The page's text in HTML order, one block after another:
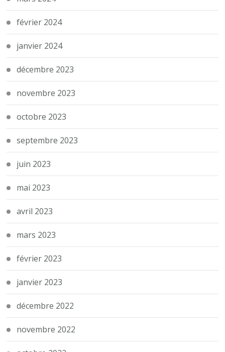
février 2024
janvier 2024
décembre 2023
novembre 2023
octobre 2023
septembre 2023
juin 2023
mai 2023
avril 2023
mars 2023
février 2023
janvier 2023
décembre 2022
novembre 2022